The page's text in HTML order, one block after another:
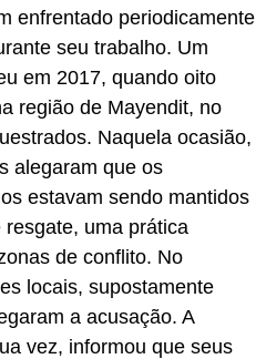
enfrentado periodicamente
seu trabalho. Um
em 2017, quando oito
região de Mayendit, no
Naquela ocasião,
alegaram que os
estavam sendo mantidos
uma prática
de conflito. No
locais, supostamente
a acusação. A
vez, informou que seus